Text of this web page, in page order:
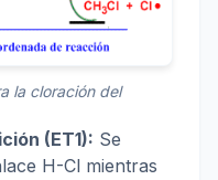
la cloración del
(ET1): Se
H-Cl mientras